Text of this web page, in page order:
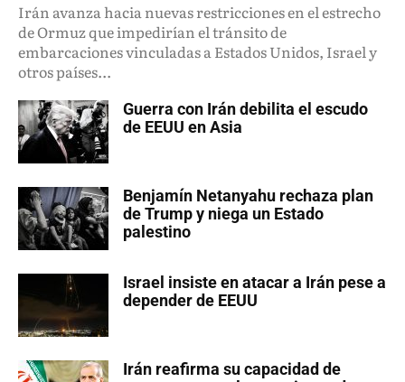
Irán avanza hacia nuevas restricciones en el estrecho
de Ormuz que impedirían el tránsito de
embarcaciones vinculadas a Estados Unidos, Israel y
otros países...
Guerra con Irán debilita el escudo
de EEUU en Asia
Benjamín Netanyahu rechaza plan
de Trump y niega un Estado
palestino
Israel insiste en atacar a Irán pese a
depender de EEUU
Irán reafirma su capacidad de